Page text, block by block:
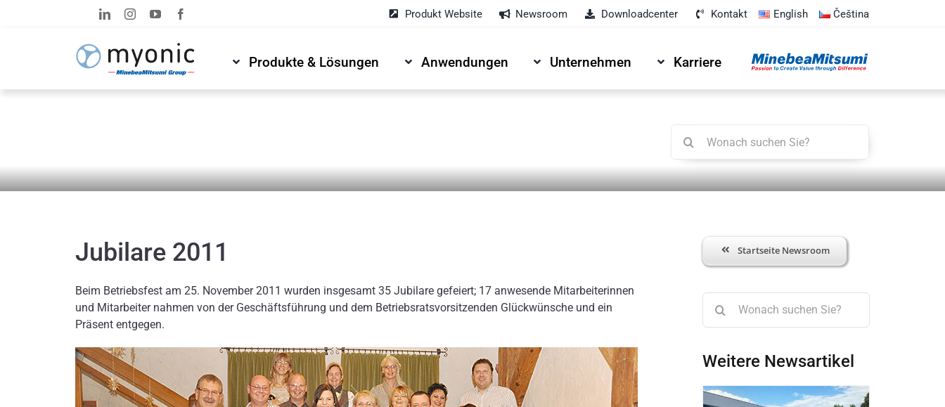
Produkt Website Newsroom Downloadcenter Kontakt English Čeština
Produkte & Lösungen Anwendungen Unternehmen Karriere
nach:
Jubilare 2011
Beim Betriebsfest am 25. November 2011 wurden insgesamt 35 Jubilare gefeiert; 17 anwesende Mitarbeiterinnen
und Mitarbeiter nahmen von der Geschäftsführung und dem Betriebsratsvorsitzenden Glückwünsche und ein
Präsent entgegen.
Startseite Newsroom
nach:
Weitere Newsartikel